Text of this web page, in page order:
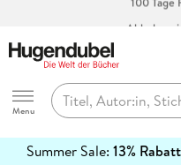
Abholung
Hugendubel
Menu
Summer Sale: 13% Rabatt